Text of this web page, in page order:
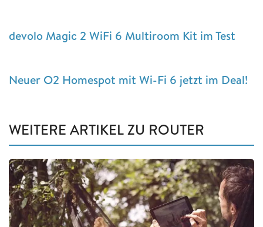
devolo Magic 2 WiFi 6 Multiroom Kit im Test
Neuer O2 Homespot mit Wi-Fi 6 jetzt im Deal!
WEITERE ARTIKEL ZU ROUTER